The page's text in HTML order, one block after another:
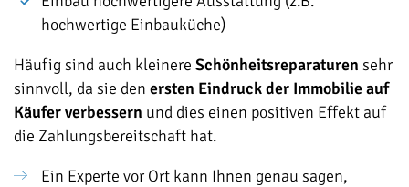
hochwertige Einbauküche)
Häufig sind auch kleinere Schönheitsreparaturen sehr
sinnvoll, da sie den ersten Eindruck der Immobilie auf
Käufer verbessern und dies einen positiven Effekt auf
die Zahlungsbereitschaft hat.
Ein Experte vor Ort kann Ihnen genau sagen,